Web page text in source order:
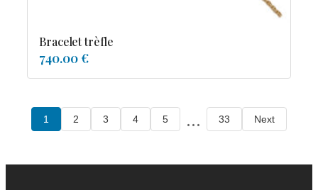
Bracelet trèfle
740.00 €
1 2 3 4 5 ... 33 Next